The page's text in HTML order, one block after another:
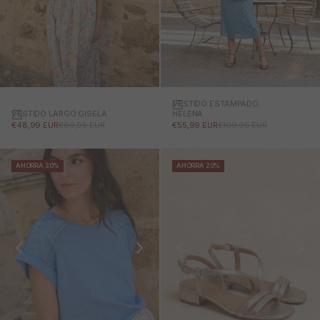
VESTIDO LARGO GISELA
PRECIO DE OFERTA
€48,99 EURPRECIO NORMAL
€69,95 EUR
VESTIDO ESTAMPADO
HELENA
PRECIO DE OFERTA
€55,99 EURPRECIO NORMAL
€109,95 EUR
AHORRA 30% AHORRA 20%